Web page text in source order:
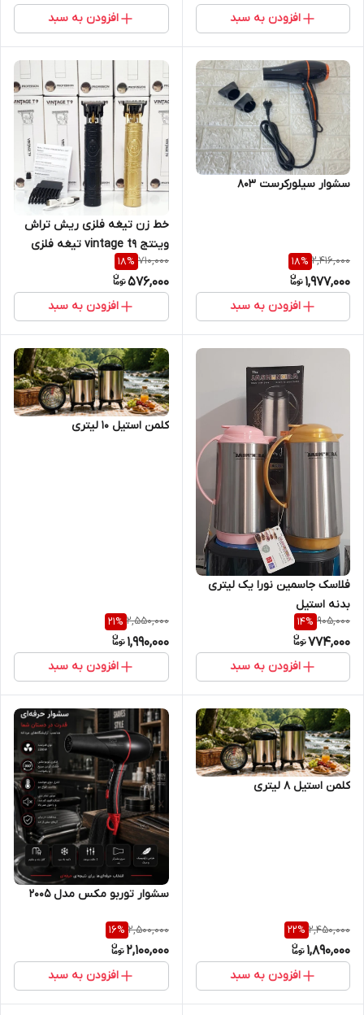
افزودن به سبد افزودن به سبد
سشوار سیلورکرست 803
2,416,000
18%
1,977,000
افزودن به سبد
خط زن تیغه فلزی ریش تراش
وینتج vintage t9 تیغه فلزی
710,000
18%
576,000
افزودن به سبد
فلاسک جاسمین نورا یک لیتری
بدنه استیل
905,000
14%
774,000
افزودن به سبد
کلمن استیل 10 لیتری
2,550,000
21%
1,990,000
افزودن به سبد
کلمن استیل 8 لیتری
2,450,000
22%
1,890,000
افزودن به سبد
سشوار توربو مکس مدل 2005
2,500,000
16%
2,100,000
افزودن به سبد